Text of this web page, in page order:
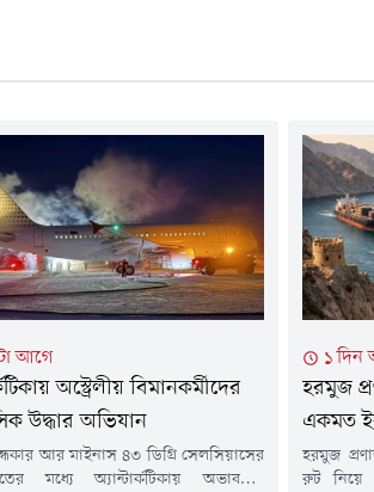
আগে
অস্ট্রেলীয় বিমানকর্মীদের
উদ্ধার অভিযান
আর মাইনাস ৪৩ ডিগ্রি সেলসিয়াসের
মধ্যে অ্যান্টার্কটিকায় অভাবনীয়
১
হরমুজ
একমত
হরমুজ
রুট নিয়ে